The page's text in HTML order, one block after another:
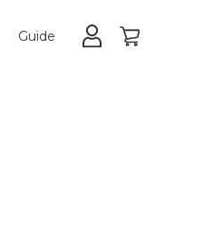
Guide